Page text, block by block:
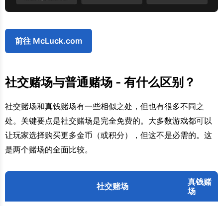
前往 McLuck.com
社交赌场与普通赌场 - 有什么区别？
社交赌场和真钱赌场有一些相似之处，但也有很多不同之
处。关键要点是社交赌场是完全免费的。大多数游戏都可以
让玩家选择购买更多金币（或积分），但这不是必需的。这
是两个赌场的全面比较。
社交赌场
真钱赌
场